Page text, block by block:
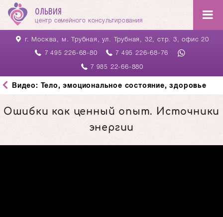
ОЛЬВИЯ
центр семейного консультирования
г. Москва, м. Трубная, ул. Трубная, 32, стр. 3, офис 20
7 495 226-68-80 7 495 226-68-76
7 985 22-66-880
Видео: Тело, эмоциональное состояние, здоровье
Ошибки как ценный опыт. Источники
энергии